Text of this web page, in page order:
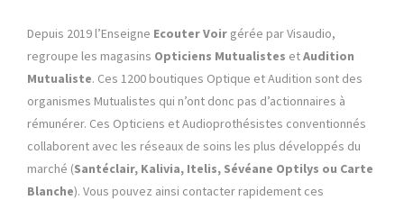
Depuis 2019 l’Enseigne Ecouter Voir gérée par Visaudio,
regroupe les magasins Opticiens Mutualistes etAudition
Mutualiste. Ces 1200 boutiques Optique et Audition sont des
organismes Mutualistes qui n’ont donc pas d’actionnaires à
rémunérer. Ces Opticiens et Audioprothésistes conventionnés
collaborent avec les réseaux de soins les plus développés du
marché (Santéclair, Kalivia, Itelis, Sévéane Optilys ou Carte
Blanche). Vous pouvez ainsi contacter rapidement ces